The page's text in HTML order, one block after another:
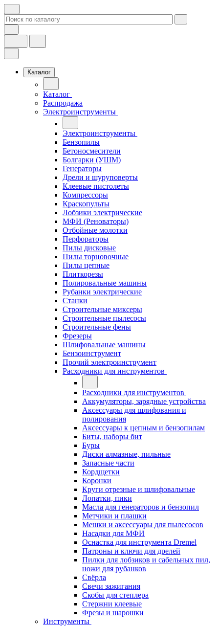
Каталог
Каталог
Распродажа
Электроинструменты
Электроинструменты
Бензопилы
Бетоносмесители
Болгарки (УШМ)
Генераторы
Дрели и шуруповерты
Клеевые пистолеты
Компрессоры
Краскопульты
Лобзики электрические
МФИ (Реноваторы)
Отбойные молотки
Перфораторы
Пилы дисковые
Пилы торцовочные
Пилы цепные
Плиткорезы
Полировальные машины
Рубанки электрические
Станки
Строительные миксеры
Строительные пылесосы
Строительные фены
Фрезеры
Шлифовальные машины
Бензоинструмент
Прочий электроинструмент
Расходники для инструментов
Расходники для инструментов
Аккумуляторы, зарядные устройства
Аксессуары для шлифования и
полирования
Аксессуары к цепным и бензопилам
Биты, наборы бит
Буры
Диски алмазные, пильные
Запасные части
Кордщетки
Коронки
Круги отрезные и шлифовальные
Лопатки, пики
Масла для генераторов и бензопил
Метчики и плашки
Мешки и аксессуары для пылесосов
Насадки для МФИ
Оснастка для инструмента Dremel
Патроны и ключи для дрелей
Пилки для лобзиков и сабельных пил,
ножи для рубанков
Свёрла
Свечи зажигания
Скобы для степлера
Стержни клеевые
Фрезы и шарошки
Инструменты